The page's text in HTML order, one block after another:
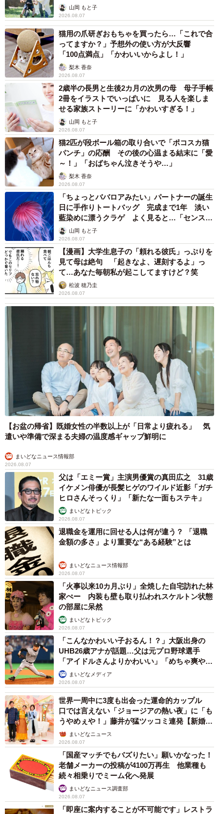
へんが…
山岡 もと子
2026.08.07
猫用の爪研ぎおもちゃを買ったら…「これで合
ってますか？」予想外の使い方が大反響
「100点満点」「かわいいからよし！」
梨木 香奈
2026.08.07
2歳半の長男と生後2カ月の次男の母 母子手帳
2冊をイラストでいっぱいに 見る人を楽しま
せる家族ストーリーに「かわいすぎる！」
山岡 もと子
2026.08.07
猫2匹が段ボール箱の取り合いで「ポコスカ猫
パンチ」の応酬 その後の心温まる結末に「愛
～！」「おばちゃん泣きそうや…」
梨木 香奈
2026.08.07
「ちょっとババロアみたい」パートナーの誕生
日に手作りトートバッグ 完成まで1年 淡い
藍染めに漂うクラゲ よく見ると…「センスす
ごい」山岡 もと子
2026.08.07
【漫画】大学生息子の「頼れる彼氏」っぷりを
見て母は絶句 「起きなよ、遅刻するよ」っ
て…あなた毎朝私が起こしてますけど？笑
松波 穂乃圭
2026.08.07
【お盆の帰省】既婚女性の半数以上が「日常より疲れる」 気
遣いや準備で深まる夫婦の温度感ギャップ鮮明に
まいどなニュース情報部
2026.08.07
父は「エミー賞」主演男優賞の真田広之 31歳
イケメン俳優が長髪ヒゲのワイルド近影「ガチ
ヒロさんそっくり」「新たな一面もステキ」
まいどなトピック
2026.08.07
退職金を運用に回せる人は何が違う？ 「退職
金額の多さ」より重要な“ある経験”とは
まいどなニュース情報部
2026.08.07
「火事以来10カ月ぶり」全焼した自宅訪れた林
家ぺー 内装も壁も取り払われスケルトン状態
の部屋に呆然
まいどなトピック
2026.08.07
「こんなかわいい子おるん！？」大阪出身の
UHB26歳アナが話題…父は元プロ野球選手
「アイドルさんよりかわいい」「めちゃ爽や
か」まいどなメディア
2026.08.07
世界一周中に3度も出会った運命的カップル
口では言えない「ジョージアの熱い夜」に「も
うやめぇや！」藤井が猛ツッコミ連発【新婚さ
ん】まいどなニュース
2026.08.07
「国産マッチでもバズりたい」願いかなった！
老舗メーカーの投稿が4100万再生 他業種も
続々相乗りでミーム化へ発展
まいどなニュース調査部
2026.08.07
「即座に案内することが不可能です」レストラ